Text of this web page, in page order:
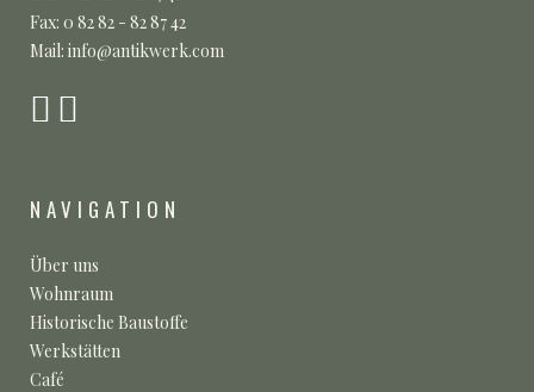
Fax: 0 82 82 - 82 87 42
Mail: info@antikwerk.com
NAVIGATION
Über uns
Wohnraum
Historische Baustoffe
Werkstätten
Café